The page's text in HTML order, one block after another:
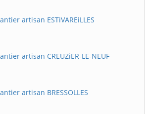
artisan ESTiVAREiLLES
artisan CREUZiER-LE-NEUF
artisan BRESSOLLES